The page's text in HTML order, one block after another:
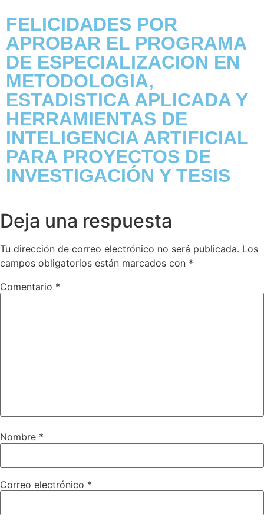
FELICIDADES POR
APROBAR EL PROGRAMA
DE ESPECIALIZACION EN
METODOLOGIA,
ESTADISTICA APLICADA Y
HERRAMIENTAS DE
INTELIGENCIA ARTIFICIAL
PARA PROYECTOS DE
INVESTIGACIÓN Y TESIS
Deja una respuesta
Tu dirección de correo electrónico no será publicada. Los
campos obligatorios están marcados con *
Comentario *
Nombre *
Correo electrónico *